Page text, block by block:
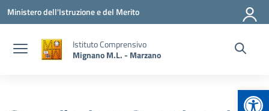
Vai ai contenuti
Vai al menu di navigazione
Vai al footer
Ministero dell'Istruzione e del Merito
Istituto Comprensivo
Mignano M.L. - Marzano